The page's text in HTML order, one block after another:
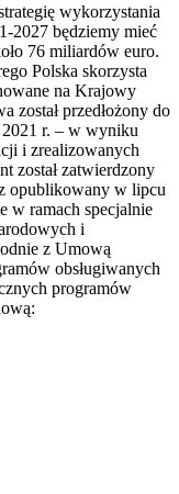
wykorzystania
2027 będziemy mieć
76 miliardów euro.
Polska skorzysta
na Krajowy
został przedłożony do
r. – w wyniku
i zrealizowanych
został zatwierdzony
opublikowany w lipcu
w ramach specjalnie
i
z Umową
obsługiwanych
programów